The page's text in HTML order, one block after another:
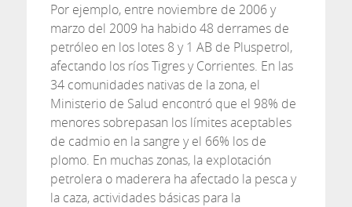
Por ejemplo, entre noviembre de 2006 y
marzo del 2009 ha habido 48 derrames de
petróleo en los lotes 8 y 1 AB de Pluspetrol,
afectando los ríos Tigres y Corrientes. En las
34 comunidades nativas de la zona, el
Ministerio de Salud encontró que el 98% de
menores sobrepasan los límites aceptables
de cadmio en la sangre y el 66% los de
plomo. En muchas zonas, la explotación
petrolera o maderera ha afectado la pesca y
la caza, actividades básicas para la